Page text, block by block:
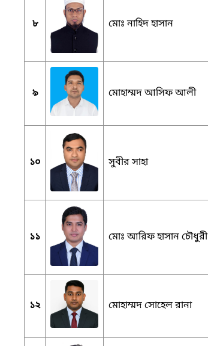
৮ মোঃ নাহিদ হাসান
৯ মোহাম্মদ আসিফ আলী
১০ সুবীর সাহা
১১ মোঃ আরিফ হাসান চৌধুরী
১২ মোহাম্মদ সোহেল রানা